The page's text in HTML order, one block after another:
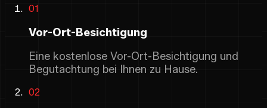
01
Vor-Ort-Besichtigung
Eine kostenlose Vor-Ort-Besichtigung und
Begutachtung bei Ihnen zu Hause.
02